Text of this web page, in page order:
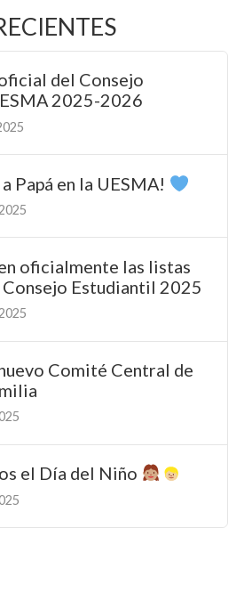
del Consejo
2025-2026
Papá en la UESMA!
oficialmente las listas
Consejo Estudiantil 2025
Comité Central de
el Día del Niño